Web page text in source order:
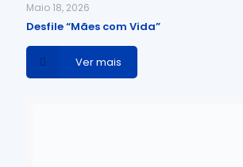
Maio 18, 2026
Desfile “Mães com Vida”
Ver mais